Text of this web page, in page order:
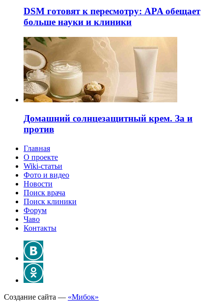
DSM готовят к пересмотру: APA обещает
больше науки и клиники
Домашний солнцезащитный крем. За и
против
Главная
О проекте
Wiki-статьи
Фото и видео
Новости
Поиск врача
Поиск клиники
Форум
Чаво
Контакты
Создание сайта — «Мибок»